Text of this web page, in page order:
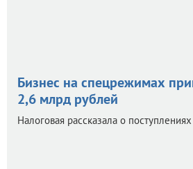
Бизнес на спецрежимах
2,6 млрд рублей
Налоговая рассказала о